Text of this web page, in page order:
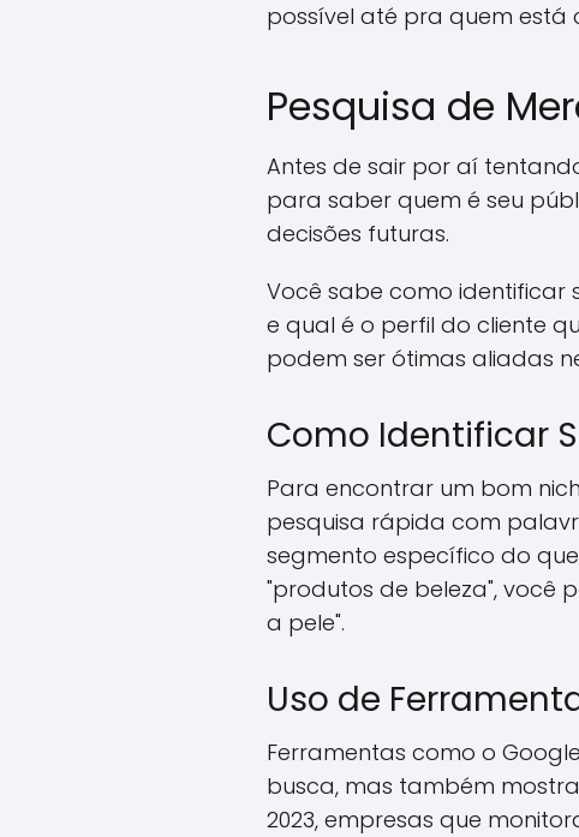
possível até pra quem
Pesquisa de
Antes de sair por aí
para saber quem é seu
decisões futuras.
Você sabe como identificar
e qual é o perfil do cliente
podem ser ótimas aliadas
Como Identificar
Para encontrar um bom
pesquisa rápida com
segmento específico do
"produtos de beleza", você
a pele".
Uso de
Ferramentas como o
busca, mas também
2023, empresas que